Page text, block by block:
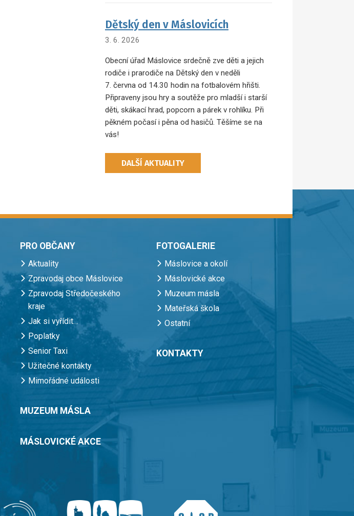
Dětský den v Máslovicích
3. 6. 2026
Obecní úřad Máslovice srdečně zve děti a jejich
rodiče i prarodiče na Dětský den v neděli
7. června od 14.30 hodin na fotbalovém hřišti.
Připraveny jsou hry a soutěže pro mladší i starší
děti, skákací hrad, popcorn a párek v rohlíku. Při
pěkném počasí i pěna od hasičů. Těšíme se na
vás!
DALŠÍ AKTUALITY
PRO OBČANY
Aktuality
Zpravodaj obce Máslovice
Zpravodaj Středočeského
kraje
Jak si vyřídit…
Poplatky
Senior Taxi
Užitečné kontakty
Mimořádné události
MUZEUM MÁSLA
MÁSLOVICKÉ AKCE
FOTOGALERIE
Máslovice a okolí
Máslovické akce
Muzeum másla
Mateřská škola
Ostatní
KONTAKTY